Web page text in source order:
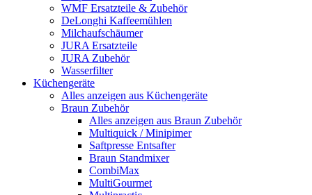
WMF Ersatzteile & Zubehör
DeLonghi Kaffeemühlen
Milchaufschäumer
JURA Ersatzteile
JURA Zubehör
Wasserfilter
Küchengeräte
Alles anzeigen aus Küchengeräte
Braun Zubehör
Alles anzeigen aus Braun Zubehör
Multiquick / Minipimer
Saftpresse Entsafter
Braun Standmixer
CombiMax
MultiGourmet